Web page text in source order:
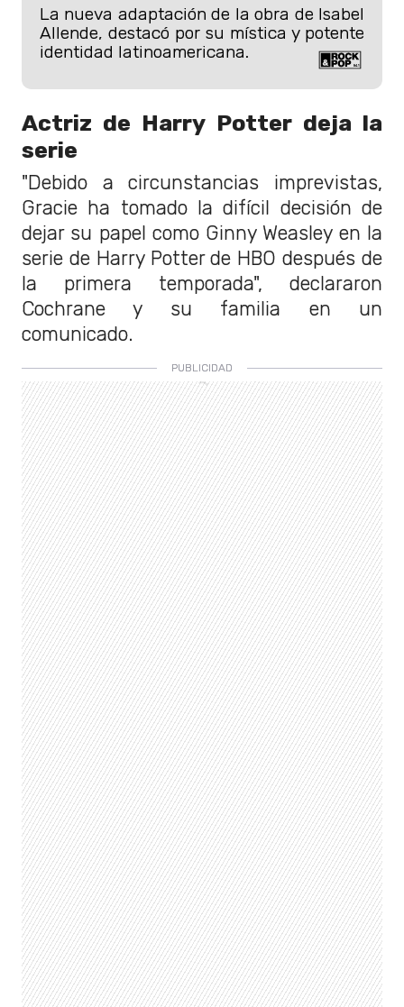
La nueva adaptación de la obra de Isabel
Allende, destacó por su mística y potente
identidad latinoamericana.
Actriz de Harry Potter deja la
serie
"Debido a circunstancias imprevistas,
Gracie ha tomado la difícil decisión de
dejar su papel como Ginny Weasley en la
serie de Harry Potter de HBO después de
la primera temporada", declararon
Cochrane y su familia en un
comunicado.